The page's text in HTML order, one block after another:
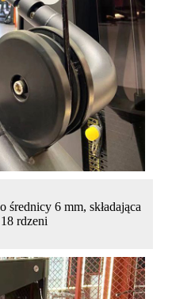
6 mm, składająca
rdzeni